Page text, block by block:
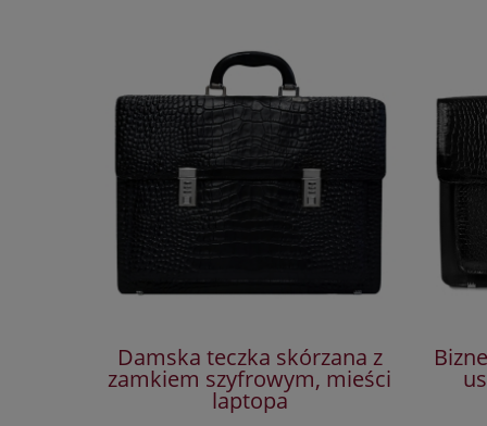
Damska teczka skórzana z
zamkiem szyfrowym, mieści
laptopa